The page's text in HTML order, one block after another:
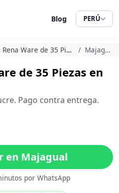
Blog PERÚ
Ware de 35 Piezas Majagual
de 35 Piezas en
Pago contra entrega.
en Majagual
por WhatsApp